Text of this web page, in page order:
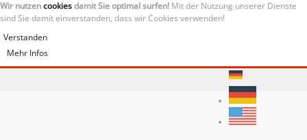
Wir nutzencookiesdamit Sie optimal surfen! Mit der Nutzung unserer Dienste
sind Sie damit einverstanden, dass wir Cookies verwenden!
Verstanden
Mehr Infos